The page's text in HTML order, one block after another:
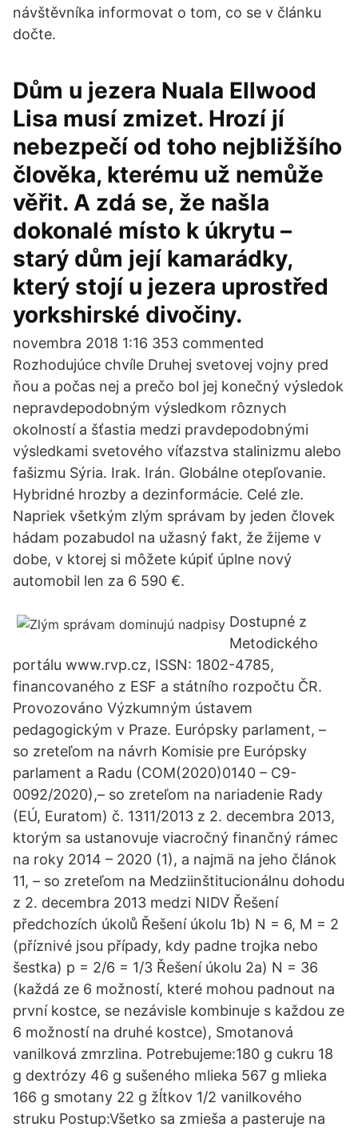
návštěvníka informovat o tom, co se v článku
dočte.
Dům u jezera Nuala Ellwood
Lisa musí zmizet. Hrozí jí
nebezpečí od toho nejbližšího
člověka, kterému už nemůže
věřit. A zdá se, že našla
dokonalé místo k úkrytu –
starý dům její kamarádky,
který stojí u jezera uprostřed
yorkshirské divočiny.
novembra 2018 1:16 353 commented
Rozhodujúce chvíle Druhej svetovej vojny pred
ňou a počas nej a prečo bol jej konečný výsledok
nepravdepodobným výsledkom rôznych
okolností a šťastia medzi pravdepodobnými
výsledkami svetového víťazstva stalinizmu alebo
fašizmu Sýria. Irak. Irán. Globálne otepľovanie.
Hybridné hrozby a dezinformácie. Celé zle.
Napriek všetkým zlým správam by jeden človek
hádam pozabudol na užasný fakt, že žijeme v
dobe, v ktorej si môžete kúpiť úplne nový
automobil len za 6 590 €.
Dostupné z
Metodického
portálu www.rvp.cz, ISSN: 1802-4785,
financovaného z ESF a státního rozpočtu ČR.
Provozováno Výzkumným ústavem
pedagogickým v Praze. Európsky parlament, –
so zreteľom na návrh Komisie pre Európsky
parlament a Radu (COM(2020)0140 – C9-
0092/2020),– so zreteľom na nariadenie Rady
(EÚ, Euratom) č. 1311/2013 z 2. decembra 2013,
ktorým sa ustanovuje viacročný finančný rámec
na roky 2014 – 2020 (1), a najmä na jeho článok
11, – so zreteľom na Medziinštitucionálnu dohodu
z 2. decembra 2013 medzi NIDV Řešení
předchozích úkolů Řešení úkolu 1b) N = 6, M = 2
(příznivé jsou případy, kdy padne trojka nebo
šestka) p = 2/6 = 1/3 Řešení úkolu 2a) N = 36
(každá ze 6 možností, které mohou padnout na
první kostce, se nezávisle kombinuje s každou ze
6 možností na druhé kostce), Smotanová
vanilková zmrzlina. Potrebujeme:180 g cukru 18
g dextrózy 46 g sušeného mlieka 567 g mlieka
166 g smotany 22 g žĺtkov 1/2 vanilkového
struku Postup:Všetko sa zmieša a pasteruje na